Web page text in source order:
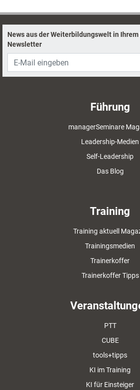
News aus der Weiterbildungswelt in
Newsletter
Führung
managerSeminare
Leadership-Medien
Self-Leadership
Das Blog
Training
Training aktuell
Trainingsmedien
Trainerkoffer
Trainerkoffer Tipps
PTT
CUBE
tools+tipps
KI im Training
KI für Einsteiger